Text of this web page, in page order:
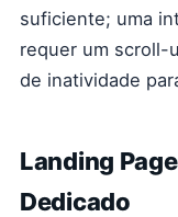
suficiente; uma
requer um scroll-
de inatividade
Landing
Dedicado